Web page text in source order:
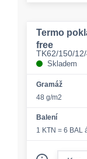
Termo
free
TK62/150/
Skladem
Gramáž
48 g/m2
Balení
1 KTN = 6 BAL